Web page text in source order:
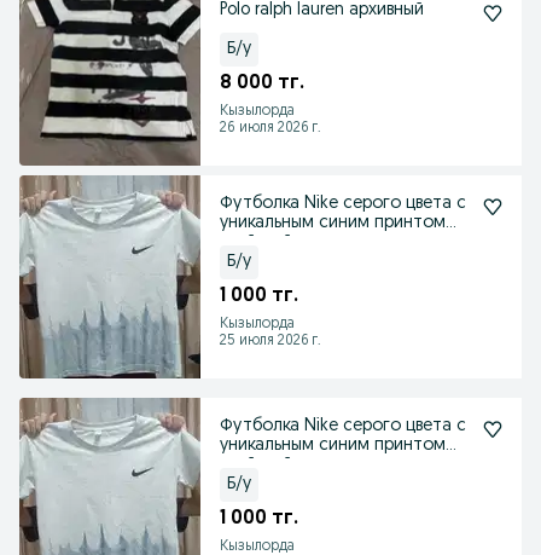
Polo ralph lauren архивный
Б/у
8 000 тг.
Кызылорда
26 июля 2026 г.
Футболка Nike серого цвета с
уникальным синим принтом
Б/у
1 000 тг.
Кызылорда
25 июля 2026 г.
Футболка Nike серого цвета с
уникальным синим принтом
Б/у
1 000 тг.
Кызылорда